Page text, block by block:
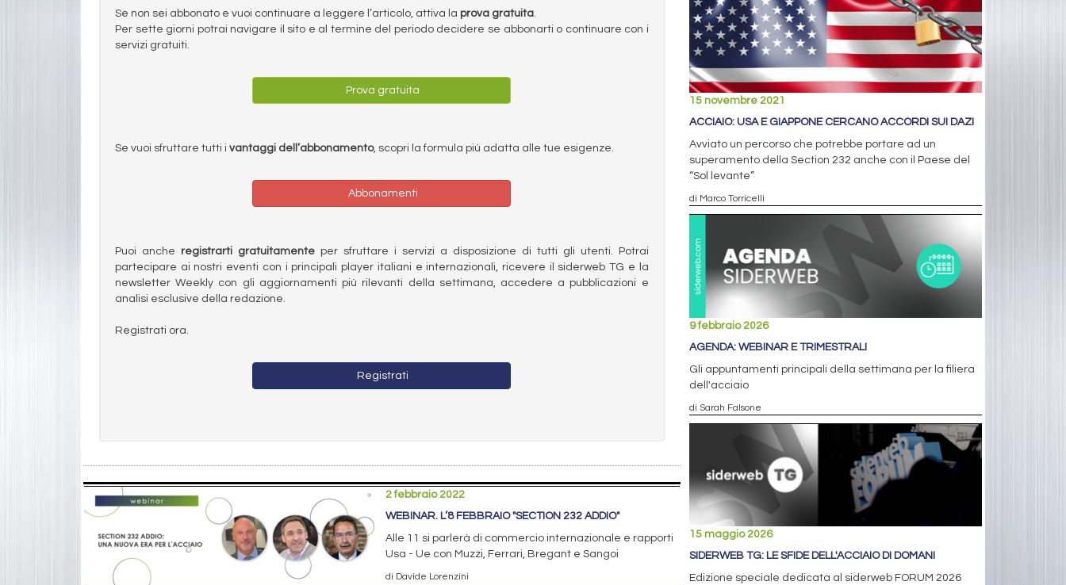
Se non sei abbonato e vuoi continuare a leggere l’articolo, attiva la prova gratuita.
Per sette giorni potrai navigare il sito e al termine del periodo decidere se abbonarti o continuare con i
servizi gratuiti.
Prova gratuita
Se vuoi sfruttare tutti i vantaggi dell’abbonamento, scopri la formula più adatta alle tue esigenze.
Abbonamenti
Puoi anche registrarti gratuitamenteper sfruttare i servizi a disposizione di tutti gli utenti. Potrai
partecipare ai nostri eventi con i principali player italiani e internazionali, ricevere il siderweb TG e la
newsletter Weekly con gli aggiornamenti più rilevanti della settimana, accedere a pubblicazioni e
analisi esclusive della redazione.
Registrati ora.
Registrati
2 febbraio 2022
WEBINAR. L’8 FEBBRAIO "SECTION 232 ADDIO"
Alle 11 si parlerà di commercio internazionale e rapporti
Usa - Ue con Muzzi, Ferrari, Bregant e Sangoi
di Davide Lorenzini
15 novembre 2021
ACCIAIO: USA E GIAPPONE CERCANO ACCORDI SUI DAZI
Avviato un percorso che potrebbe portare ad un
superamento della Section 232 anche con il Paese del
“Sol levante”
di Marco Torricelli
9 febbraio 2026
AGENDA: WEBINAR E TRIMESTRALI
Gli appuntamenti principali della settimana per la filiera
dell'acciaio
di Sarah Falsone
15 maggio 2026
SIDERWEB TG: LE SFIDE DELL'ACCIAIO DI DOMANI
Edizione speciale dedicata al siderweb FORUM 2026